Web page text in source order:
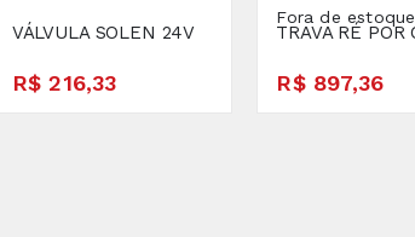
VÁLVULA SOLEN 24V
R$ 216,33
Fora de estoque
R$ 897,36